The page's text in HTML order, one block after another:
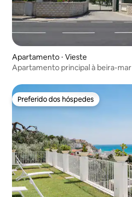
Apartamento ⋅ Vieste
Apartamento principal à beira-mar
Preferido dos hóspedes
Preferido dos hóspedes